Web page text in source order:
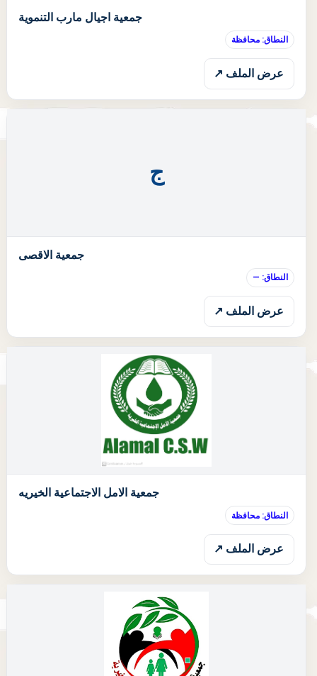
جمعية اجيال مارب التنموية
النطاق: محافظة
عرض الملف ↗
ج
جمعية الاقصى
النطاق: —
عرض الملف ↗
جمعية الامل الاجتماعية الخيريه
النطاق: محافظة
عرض الملف ↗